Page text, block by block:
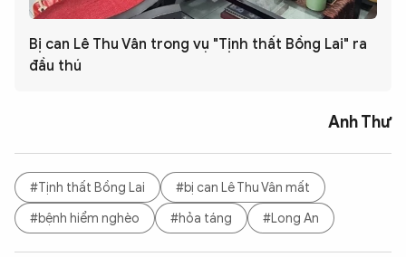
Bị can Lê Thu Vân trong vụ "Tịnh thất Bồng Lai" ra
đầu thú
Anh Thư
#Tịnh thất Bồng Lai
#bị can Lê Thu Vân mất
#bệnh hiểm nghèo
#hỏa táng #Long An